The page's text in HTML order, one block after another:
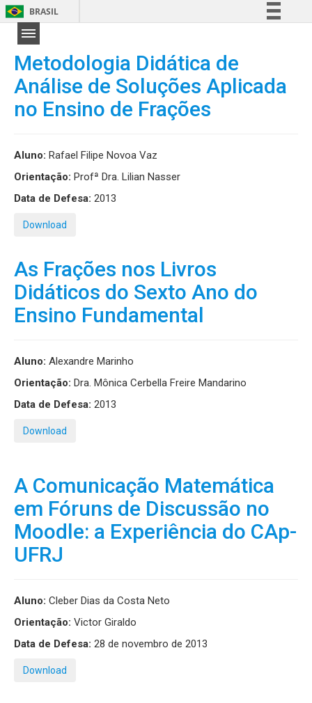
BRASIL
Comunica BR
Participe
Acesso à informação
Legislação
Metodologia Didática de
Análise de Soluções Aplicada
no Ensino de Frações
Aluno: Rafael Filipe Novoa Vaz
Orientação: Profª Dra. Lilian Nasser
Data de Defesa: 2013
Download
As Frações nos Livros
Didáticos do Sexto Ano do
Ensino Fundamental
Aluno: Alexandre Marinho
Orientação: Dra. Mônica Cerbella Freire Mandarino
Data de Defesa: 2013
Download
A Comunicação Matemática
em Fóruns de Discussão no
Moodle: a Experiência do CAp-
UFRJ
Aluno: Cleber Dias da Costa Neto
Orientação: Victor Giraldo
Data de Defesa: 28 de novembro de 2013
Download